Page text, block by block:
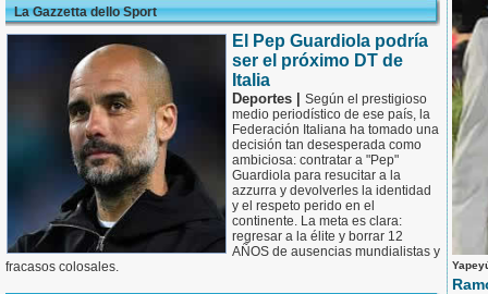
La Gazzetta dello Sport
El Pep Guardiola podría
ser el próximo DT de
Italia
Deportes | Según el prestigioso
medio periodístico de ese país, la
Federación Italiana ha tomado una
decisión tan desesperada como
ambiciosa: contratar a "Pep"
Guardiola para resucitar a la
azzurra y devolverles la identidad
y el respeto perido en el
continente. La meta es clara:
regresar a la élite y borrar 12
AÑOS de ausencias mundialistas y
fracasos colosales.